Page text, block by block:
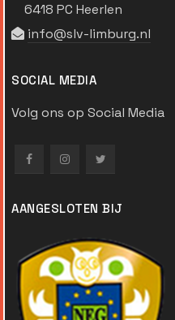
6418 PC Heerlen
info@slv-limburg.nl
SOCIAL MEDIA
Volg ons op Social Media
AANGESLOTEN BIJ